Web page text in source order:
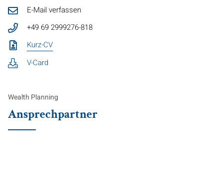
E-Mail verfassen
+49 69 2999276-818
Kurz-CV
V-Card
Wealth Planning
Ansprechpartner